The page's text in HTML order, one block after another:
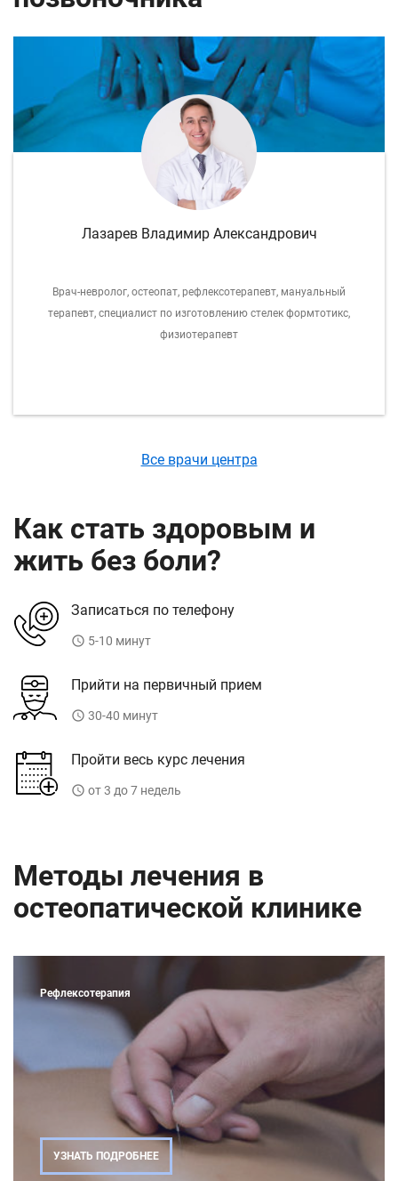
Лазарев Владимир Александрович
Врач-невролог, остеопат, рефлексотерапевт, мануальный
терапевт, специалист по изготовлению стелек формтотикс,
физиотерапевт
Все врачи центра
Как стать здоровым и
жить без боли?
Записаться по телефону
access_time 5-10 минут
Прийти на первичный прием
access_time 30-40 минут
Пройти весь курс лечения
access_time от 3 до 7 недель
Методы лечения в
остеопатической клинике
Рефлексотерапия
УЗНАТЬ ПОДРОБНЕЕ